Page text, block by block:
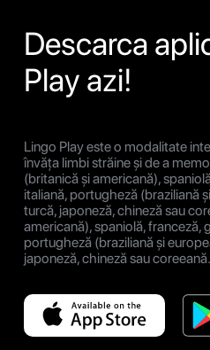
Descarca
Play azi!
Lingo Play este o modalitate
învăța limbi străine și de a
(britanică și americană),
italiană, portugheză (braziliană
turcă, japoneză, chineză sau
americană), spaniolă, franceză,
portugheză (braziliană și
japoneză, chineză sau coreeană.